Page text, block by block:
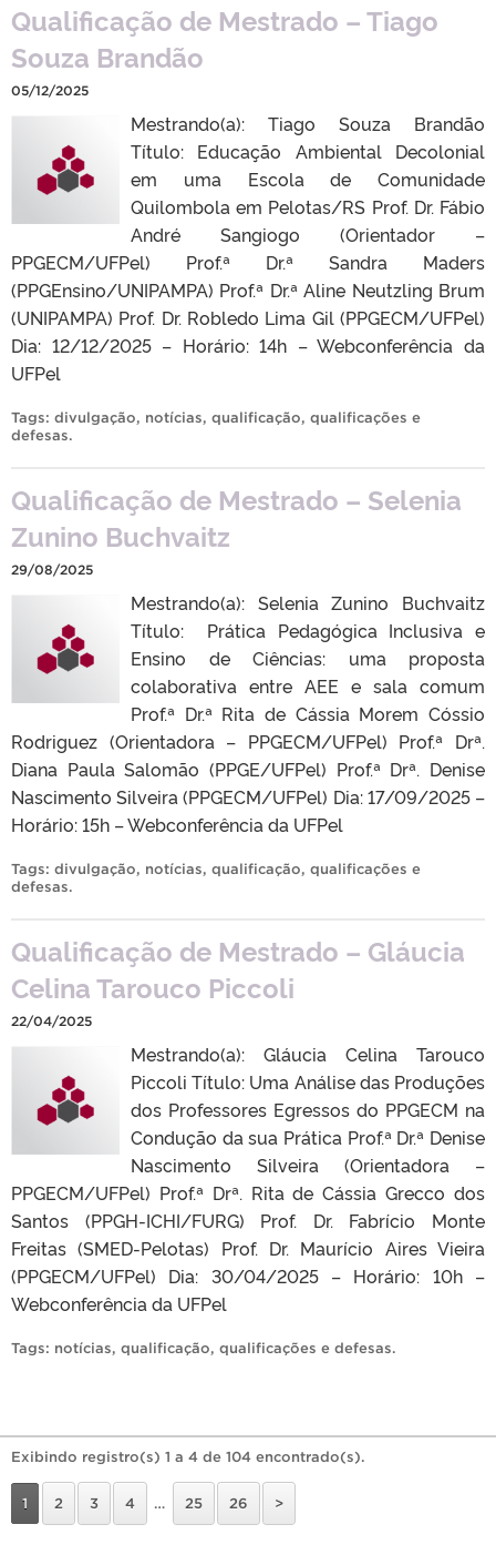
Qualificação de Mestrado – Tiago
Souza Brandão
05/12/2025
Mestrando(a): Tiago Souza Brandão
Título: Educação Ambiental Decolonial
em uma Escola de Comunidade
Quilombola em Pelotas/RS Prof. Dr. Fábio
André Sangiogo (Orientador –
PPGECM/UFPel) Prof.ª Dr.ª Sandra Maders
(PPGEnsino/UNIPAMPA) Prof.ª Dr.ª Aline Neutzling Brum
(UNIPAMPA) Prof. Dr. Robledo Lima Gil (PPGECM/UFPel)
Dia: 12/12/2025 – Horário: 14h – Webconferência da
UFPel
Tags: divulgação, notícias, qualificação, qualificações e
defesas.
Qualificação de Mestrado – Selenia
Zunino Buchvaitz
29/08/2025
Mestrando(a): Selenia Zunino Buchvaitz
Título: Prática Pedagógica Inclusiva e
Ensino de Ciências: uma proposta
colaborativa entre AEE e sala comum
Prof.ª Dr.ª Rita de Cássia Morem Cóssio
Rodriguez (Orientadora – PPGECM/UFPel) Prof.ª Drª.
Diana Paula Salomão (PPGE/UFPel) Prof.ª Drª. Denise
Nascimento Silveira (PPGECM/UFPel) Dia: 17/09/2025 –
Horário: 15h – Webconferência da UFPel
Tags: divulgação, notícias, qualificação, qualificações e
defesas.
Qualificação de Mestrado – Gláucia
Celina Tarouco Piccoli
22/04/2025
Mestrando(a): Gláucia Celina Tarouco
Piccoli Título: Uma Análise das Produções
dos Professores Egressos do PPGECM na
Condução da sua Prática Prof.ª Dr.ª Denise
Nascimento Silveira (Orientadora –
PPGECM/UFPel) Prof.ª Drª. Rita de Cássia Grecco dos
Santos (PPGH-ICHI/FURG) Prof. Dr. Fabrício Monte
Freitas (SMED-Pelotas) Prof. Dr. Maurício Aires Vieira
(PPGECM/UFPel) Dia: 30/04/2025 – Horário: 10h –
Webconferência da UFPel
Tags: notícias, qualificação, qualificações e defesas.
Exibindo registro(s) 1 a 4 de 104 encontrado(s).
1 2 3 4 … 25 26 >